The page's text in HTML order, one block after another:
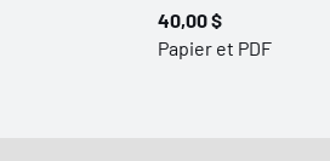
40,00 $
Papier et PDF